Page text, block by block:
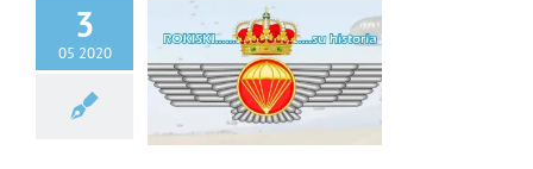
3
05 2020
GENERAL